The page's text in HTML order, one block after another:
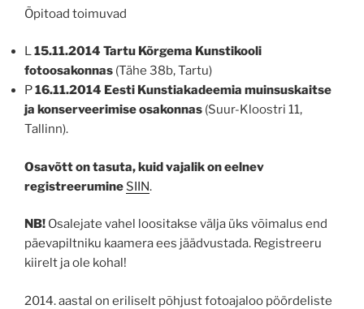
Õpitoad toimuvad
L15.11.2014 Tartu Kõrgema Kunstikooli
fotoosakonnas (Tähe 38b, Tartu)
P16.11.2014 Eesti Kunstiakadeemia muinsuskaitse
ja konserveerimise osakonnas (Suur-Kloostri 11,
Tallinn).
Osavõtt on tasuta, kuid vajalik on eelnev
registreerumine SIIN.
NB! Osalejate vahel loositakse välja üks võimalus end
päevapiltniku kaamera ees jäädvustada. Registreeru
kiirelt ja ole kohal!
2014. aastal on eriliselt põhjust fotoajaloo pöördeliste